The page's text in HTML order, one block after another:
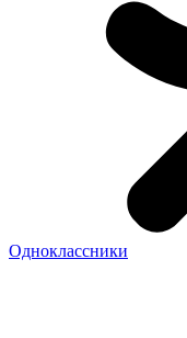
Одноклассники